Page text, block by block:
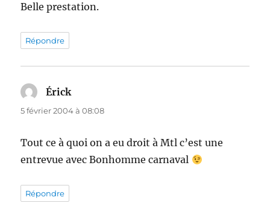
Belle prestation.
Répondre
Érickdit :
5 février 2004 à 08:08
Tout ce à quoi on a eu droit à Mtl c’est une
entrevue avec Bonhomme carnaval
Répondre